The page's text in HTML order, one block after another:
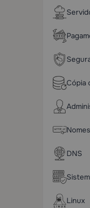
Cópia
DNS
Linux